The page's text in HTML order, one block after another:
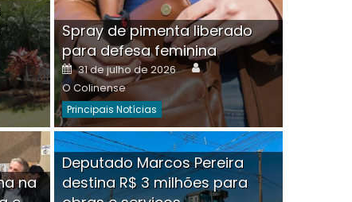
Martins Tristão é
mascarado
Spray de pimenta liberado
para defesa feminina
Posted
on
31 de julho de 2026 Author
O Colinense
Principais Notícias
na
Deputado Marcos Pereira
destina R$ 3 milhões para